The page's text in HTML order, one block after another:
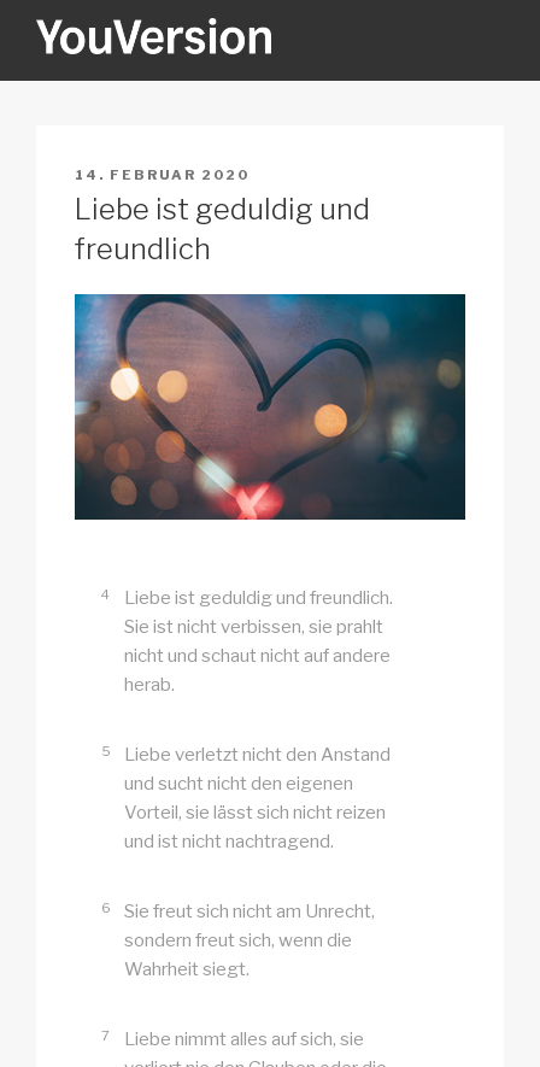
Inhalt
YOUVERSION
VERÖFFENTLICHT
AM
14. FEBRUAR 2020
Liebe ist geduldig und
freundlich
4
Liebe ist geduldig und freundlich.
Sie ist nicht verbissen, sie prahlt
nicht und schaut nicht auf andere
herab.
5
Liebe verletzt nicht den Anstand
und sucht nicht den eigenen
Vorteil, sie lässt sich nicht reizen
und ist nicht nachtragend.
6
Sie freut sich nicht am Unrecht,
sondern freut sich, wenn die
Wahrheit siegt.
7
Liebe nimmt alles auf sich, sie